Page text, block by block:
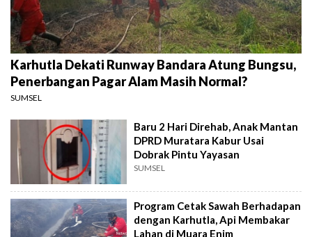
Karhutla Dekati Runway Bandara Atung Bungsu,
Penerbangan Pagar Alam Masih Normal?
SUMSEL
Baru 2 Hari Direhab, Anak Mantan
DPRD Muratara Kabur Usai
Dobrak Pintu Yayasan
SUMSEL
Program Cetak Sawah Berhadapan
dengan Karhutla, Api Membakar
Lahan di Muara Enim